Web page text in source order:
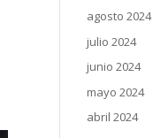
agosto 2024
julio 2024
junio 2024
mayo 2024
abril 2024